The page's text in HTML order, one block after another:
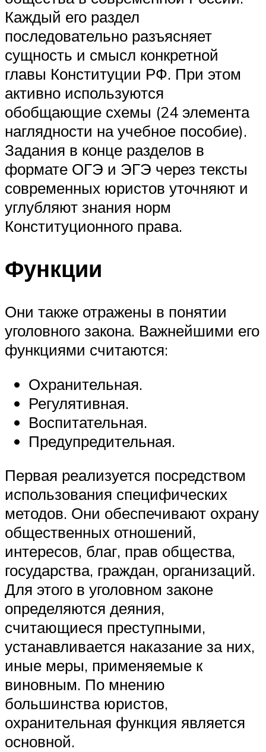
Каждый его раздел
последовательно разъясняет
сущность и смысл конкретной
главы Конституции РФ. При этом
активно используются
обобщающие схемы (24 элемента
наглядности на учебное пособие).
Задания в конце разделов в
формате ОГЭ и ЭГЭ через тексты
современных юристов уточняют и
углубляют знания норм
Конституционного права.
Функции
Они также отражены в понятии
уголовного закона. Важнейшими его
функциями считаются:
Охранительная.
Регулятивная.
Воспитательная.
Предупредительная.
Первая реализуется посредством
использования специфических
методов. Они обеспечивают охрану
общественных отношений,
интересов, благ, прав общества,
государства, граждан, организаций.
Для этого в уголовном законе
определяются деяния,
считающиеся преступными,
устанавливается наказание за них,
иные меры, применяемые к
виновным. По мнению
большинства юристов,
охранительная функция является
основной.